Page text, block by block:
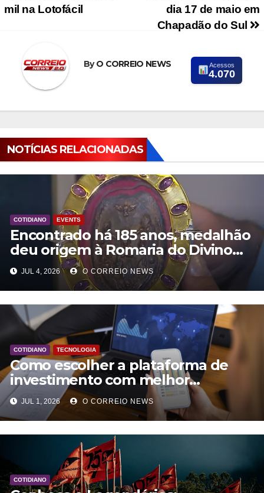
dia 17 de maio em
Chapadão do Sul
mil na Lotofácil
ByO CORREIO NEWS Acessos
4.070
NOTÍCIAS RELACIONADAS
COTIDIANO EVENTS
Encontrado há 185 anos, medalhão
deu origem à Romaria do Divino
Pai Eterno; conheça a história
JUL 4, 2026 O CORREIO NEWS
COTIDIANO TECNOLOGIA
Como escolher a plataforma de
investimento com melhor
atendimento ao cliente?
JUL 1, 2026 O CORREIO NEWS
COTIDIANO